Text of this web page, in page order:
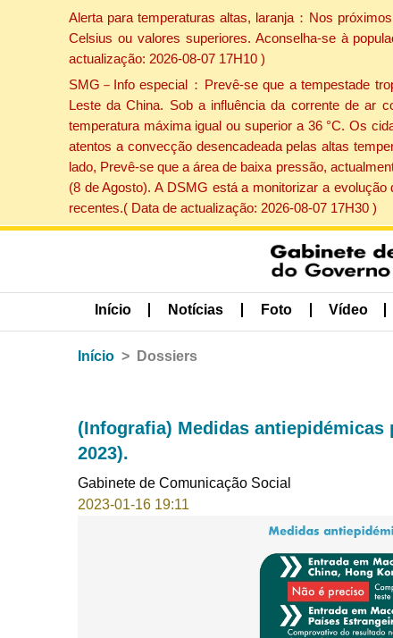
Alerta para temperaturas altas, laranja：Nos
Celsius ou valores superiores. Aconselha-se à
actualização: 2026-08-07 17H10 )
SMG－Info especial：Prevê-se que a tempestade
Leste da China. Sob a influência da corrente de ar
temperatura máxima igual ou superior a 36 °C. Os
atentos a convecção desencadeada pelas altas
lado, Prevê-se que a área de baixa pressão,
(8 de Agosto). A DSMG está a monitorizar a
recentes.( Data de actualização: 2026-08-07 17H30 )
Início Notícias Foto Vídeo
Início Dossiers
(Infografia) Medidas antiepidémicas
2023).
Gabinete de Comunicação Social
2023-01-16 19:11